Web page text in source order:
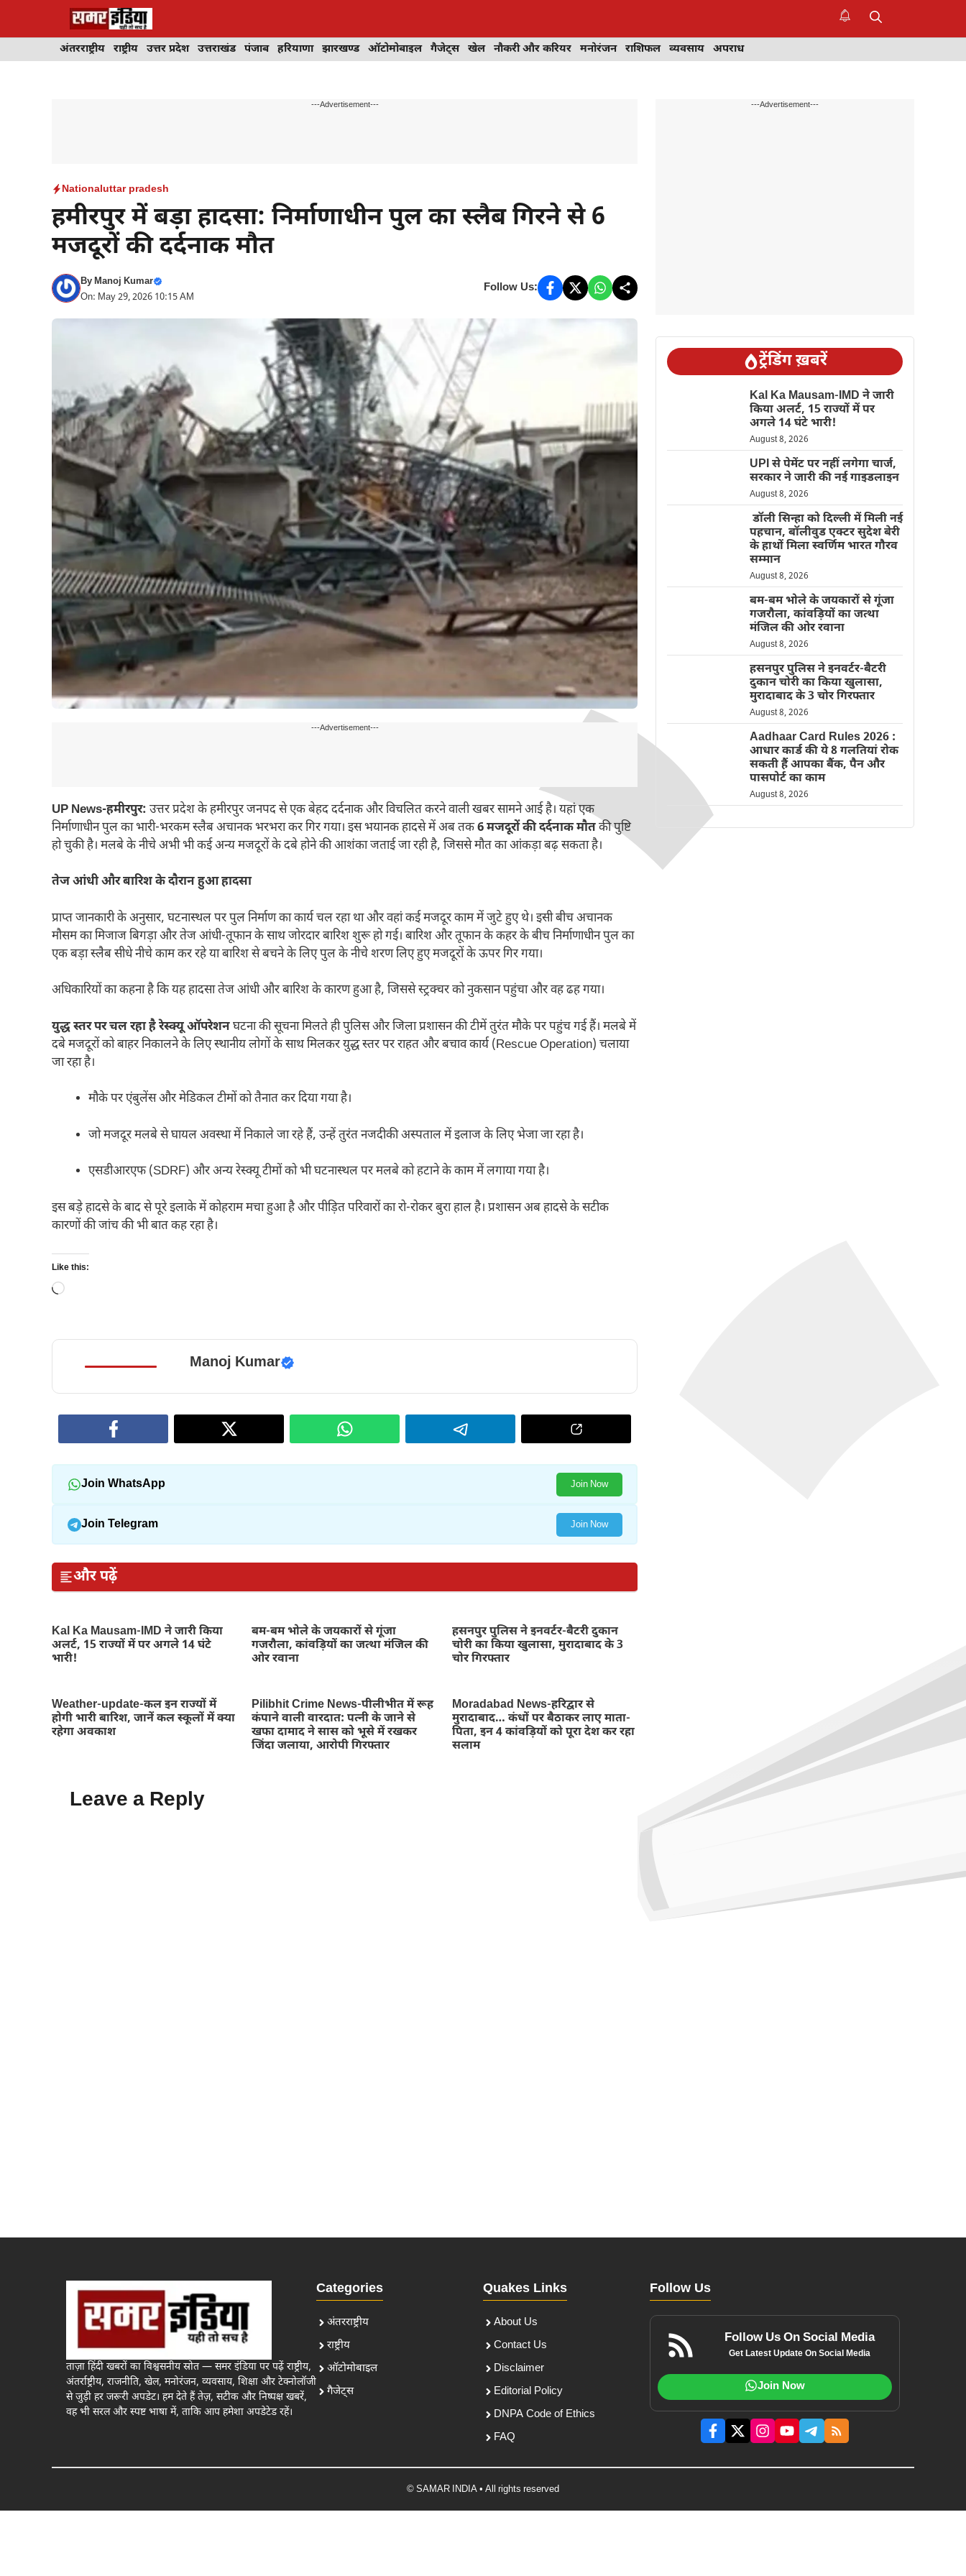
अंतरराष्ट्रीय राष्ट्रीय उत्तर प्रदेश उत्तराखंड पंजाब हरियाणा झारखण्ड ऑटोमोबाइल गैजेट्स खेल नौकरी और करियर मनोरंजन राशिफल व्यवसाय अपराध
---Advertisement---
Nationaluttar pradesh
हमीरपुर में बड़ा हादसा: निर्माणाधीन पुल का स्लैब गिरने से 6
मजदूरों की दर्दनाक मौत
ByManoj Kumar
On: May 29, 2026 10:15 AM
Follow Us:
---Advertisement---
UP News-हमीरपुर: उत्तर प्रदेश के हमीरपुर जनपद से एक बेहद दर्दनाक और विचलित करने वाली खबर सामने आई है। यहां एक
निर्माणाधीन पुल का भारी-भरकम स्लैब अचानक भरभरा कर गिर गया। इस भयानक हादसे में अब तक6 मजदूरों की दर्दनाक मौतकी पुष्टि
हो चुकी है। मलबे के नीचे अभी भी कई अन्य मजदूरों के दबे होने की आशंका जताई जा रही है, जिससे मौत का आंकड़ा बढ़ सकता है।
तेज आंधी और बारिश के दौरान हुआ हादसा
प्राप्त जानकारी के अनुसार, घटनास्थल पर पुल निर्माण का कार्य चल रहा था और वहां कई मजदूर काम में जुटे हुए थे। इसी बीच अचानक
मौसम का मिजाज बिगड़ा और तेज आंधी-तूफान के साथ जोरदार बारिश शुरू हो गई। बारिश और तूफान के कहर के बीच निर्माणाधीन पुल का
एक बड़ा स्लैब सीधे नीचे काम कर रहे या बारिश से बचने के लिए पुल के नीचे शरण लिए हुए मजदूरों के ऊपर गिर गया।
अधिकारियों का कहना है कि यह हादसा तेज आंधी और बारिश के कारण हुआ है, जिससे स्ट्रक्चर को नुकसान पहुंचा और वह ढह गया।
युद्ध स्तर पर चल रहा है रेस्क्यू ऑपरेशनघटना की सूचना मिलते ही पुलिस और जिला प्रशासन की टीमें तुरंत मौके पर पहुंच गई हैं। मलबे में
दबे मजदूरों को बाहर निकालने के लिए स्थानीय लोगों के साथ मिलकर युद्ध स्तर पर राहत और बचाव कार्य (Rescue Operation) चलाया
जा रहा है।
मौके पर एंबुलेंस और मेडिकल टीमों को तैनात कर दिया गया है।
जो मजदूर मलबे से घायल अवस्था में निकाले जा रहे हैं, उन्हें तुरंत नजदीकी अस्पताल में इलाज के लिए भेजा जा रहा है।
एसडीआरएफ (SDRF) और अन्य रेस्क्यू टीमों को भी घटनास्थल पर मलबे को हटाने के काम में लगाया गया है।
इस बड़े हादसे के बाद से पूरे इलाके में कोहराम मचा हुआ है और पीड़ित परिवारों का रो-रोकर बुरा हाल है। प्रशासन अब हादसे के सटीक
कारणों की जांच की भी बात कह रहा है।
Like this:
Loading…
Manoj Kumar
Join WhatsApp Join Now
Join Telegram Join Now
और पढ़ें
Kal Ka Mausam-IMD ने जारी किया
अलर्ट, 15 राज्यों में पर अगले 14 घंटे
भारी!
बम-बम भोले के जयकारों से गूंजा
गजरौला, कांवड़ियों का जत्था मंजिल की
ओर रवाना
हसनपुर पुलिस ने इनवर्टर-बैटरी दुकान
चोरी का किया खुलासा, मुरादाबाद के 3
चोर गिरफ्तार
Weather-update-कल इन राज्यों में
होगी भारी बारिश, जानें कल स्कूलों में क्या
रहेगा अवकाश
Pilibhit Crime News-पीलीभीत में रूह
कंपाने वाली वारदात: पत्नी के जाने से
खफा दामाद ने सास को भूसे में रखकर
जिंदा जलाया, आरोपी गिरफ्तार
Moradabad News-हरिद्वार से
मुरादाबाद… कंधों पर बैठाकर लाए माता-
पिता, इन 4 कांवड़ियों को पूरा देश कर रहा
सलाम
Leave a Reply
---Advertisement---
ट्रेंडिंग ख़बरें
Kal Ka Mausam-IMD ने जारी
किया अलर्ट, 15 राज्यों में पर
अगले 14 घंटे भारी!
August 8, 2026
UPI से पेमेंट पर नहीं लगेगा चार्ज,
सरकार ने जारी की नई गाइडलाइन
August 8, 2026
डॉली सिन्हा को दिल्ली में मिली नई
पहचान, बॉलीवुड एक्टर सुदेश बेरी
के हाथों मिला स्वर्णिम भारत गौरव
सम्मान
August 8, 2026
बम-बम भोले के जयकारों से गूंजा
गजरौला, कांवड़ियों का जत्था
मंजिल की ओर रवाना
August 8, 2026
हसनपुर पुलिस ने इनवर्टर-बैटरी
दुकान चोरी का किया खुलासा,
मुरादाबाद के 3 चोर गिरफ्तार
August 8, 2026
Aadhaar Card Rules 2026 :
आधार कार्ड की ये 8 गलतियां रोक
सकती हैं आपका बैंक, पैन और
पासपोर्ट का काम
August 8, 2026
ताज़ा हिंदी खबरों का विश्वसनीय स्रोत — समर इंडिया पर पढ़ें राष्ट्रीय,
अंतर्राष्ट्रीय, राजनीति, खेल, मनोरंजन, व्यवसाय, शिक्षा और टेक्नोलॉजी
से जुड़ी हर जरूरी अपडेट। हम देते हैं तेज़, सटीक और निष्पक्ष खबरें,
वह भी सरल और स्पष्ट भाषा में, ताकि आप हमेशा अपडेटेड रहें।
Categories
अंतरराष्ट्रीय
राष्ट्रीय
ऑटोमोबाइल
गैजेट्स
Quakes Links
About Us
Contact Us
Disclaimer
Editorial Policy
DNPA Code of Ethics
FAQ
Follow Us
Follow Us On Social Media
Get Latest Update On Social Media
Join Now
© SAMAR INDIA • All rights reserved